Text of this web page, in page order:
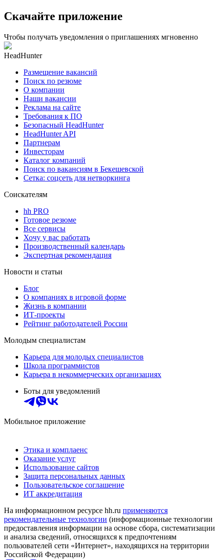
Скачайте приложение
Чтобы получать уведомления о приглашениях мгновенно
HeadHunter
Размещение вакансий
Поиск по резюме
О компании
Наши вакансии
Реклама на сайте
Требования к ПО
Безопасный HeadHunter
HeadHunter API
Партнерам
Инвесторам
Каталог компаний
Поиск по вакансиям в Бекешевской
Сетка: соцсеть для нетворкинга
Соискателям
hh PRO
Готовое резюме
Все сервисы
Хочу у вас работать
Производственный календарь
Экспертная рекомендация
Новости и статьи
Блог
О компаниях в игровой форме
Жизнь в компании
ИТ-проекты
Рейтинг работодателей России
Молодым специалистам
Карьера для молодых специалистов
Школа программистов
Карьера в некоммерческих организациях
Боты для уведомлений
Мобильное приложение
Этика и комплаенс
Оказание услуг
Использование сайтов
Защита персональных данных
Пользовательское соглашение
ИТ аккредитация
На информационном ресурсе hh.ru применяются
рекомендательные технологии (информационные технологии
предоставления информации на основе сбора, систематизации
и анализа сведений, относящихся к предпочтениям
пользователей сети «Интернет», находящихся на территории
Российской Федерации)